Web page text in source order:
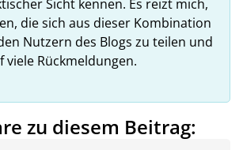
Sicht kennen. Es reizt mich,
die sich aus dieser Kombination
Nutzern des Blogs zu teilen und
viele Rückmeldungen.
zu diesem Beitrag: